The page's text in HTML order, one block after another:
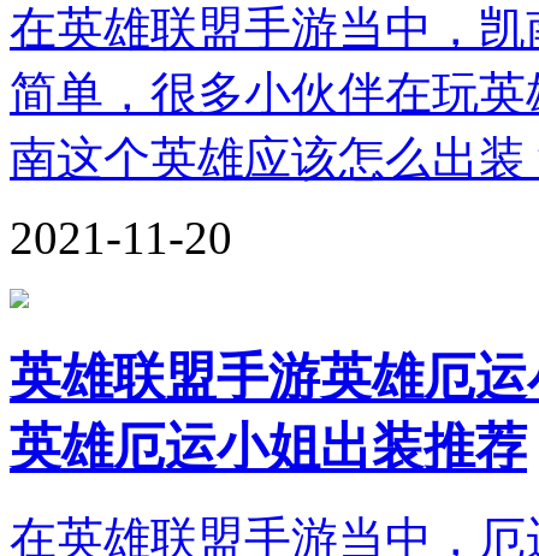
在英雄联盟手游当中，
简单，很多小伙伴在玩
南这个英雄应该怎么出
2021-11-20
英雄联盟手游英雄厄
英雄厄运小姐出装推荐
在英雄联盟手游当中，